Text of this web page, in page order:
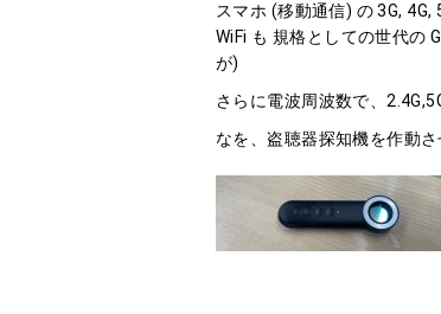
スマホ (移動通信) の 3G,
WiFi も 規格としての世代の
が)
さらに電波周波数で、
なを、盗聴器探知機を作動